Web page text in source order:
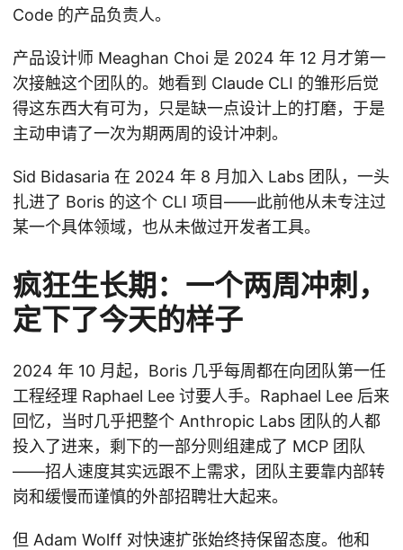
Code 的产品负责人。
产品设计师 Meaghan Choi 是 2024 年 12 月才第一
次接触这个团队的。她看到 Claude CLI 的雏形后觉
得这东西大有可为，只是缺一点设计上的打磨，于是
主动申请了一次为期两周的设计冲刺。
Sid Bidasaria 在 2024 年 8 月加入 Labs 团队，一头
扎进了 Boris 的这个 CLI 项目——此前他从未专注过
某一个具体领域，也从未做过开发者工具。
疯狂生长期：一个两周冲刺，
定下了今天的样子
2024 年 10 月起，Boris 几乎每周都在向团队第一任
工程经理 Raphael Lee 讨要人手。Raphael Lee 后来
回忆，当时几乎把整个 Anthropic Labs 团队的人都
投入了进来，剩下的一部分则组建成了 MCP 团队
——招人速度其实远跟不上需求，团队主要靠内部转
岗和缓慢而谨慎的外部招聘壮大起来。
但 Adam Wolff 对快速扩张始终持保留态度。他和